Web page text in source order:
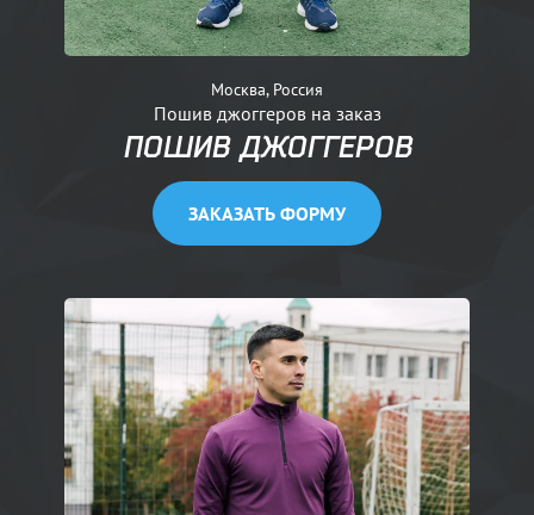
Москва, Россия
Пошив джоггеров на заказ
ПОШИВ ДЖОГГЕРОВ
ЗАКАЗАТЬ ФОРМУ